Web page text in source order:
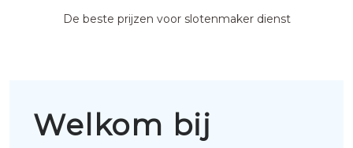
De beste prijzen voor slotenmaker dienst
Welkom bij